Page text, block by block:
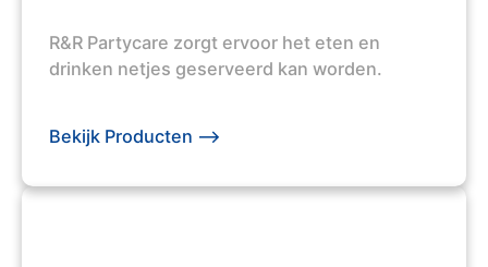
R&R Partycare zorgt ervoor het eten en
drinken netjes geserveerd kan worden.
Bekijk Producten -->